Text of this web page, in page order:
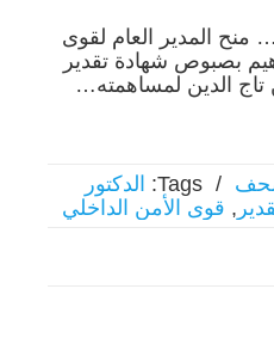
العام لقوى
بصبوص شهادة تقدير
الدين لمساهمته…
/
Tags:
الدكتور
, قوى الأمن الداخلي